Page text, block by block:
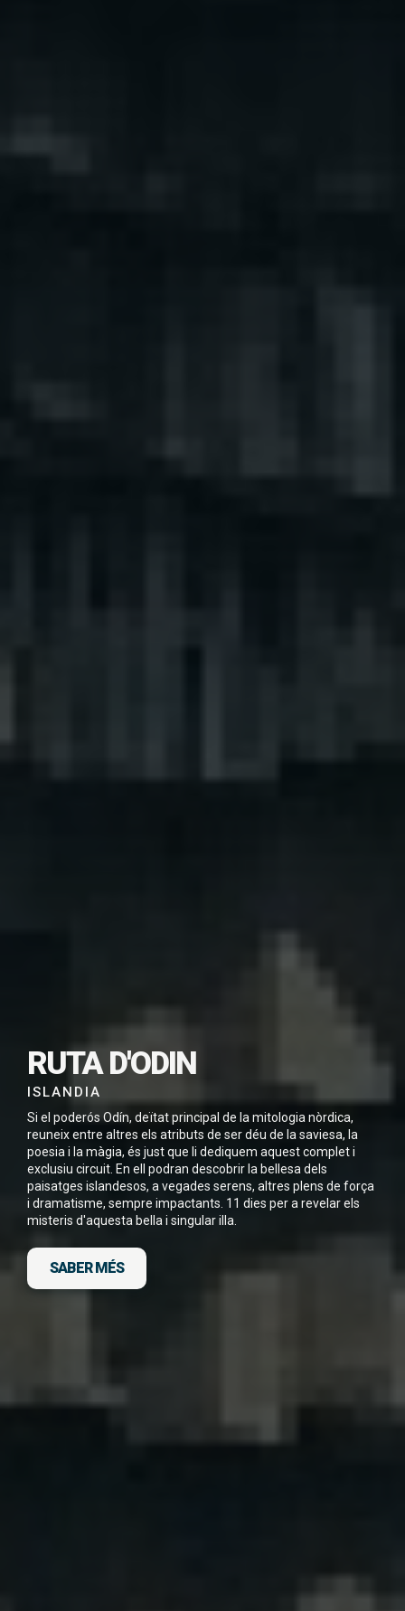
RUTA D'ODIN
ISLANDIA
Si el poderós Odín, deïtat principal de la mitologia nòrdica,
reuneix entre altres els atributs de ser déu de la saviesa, la
poesia i la màgia, és just que li dediquem aquest complet i
exclusiu circuit. En ell podran descobrir la bellesa dels
paisatges islandesos, a vegades serens, altres plens de força
i dramatisme, sempre impactants. 11 dies per a revelar els
misteris d'aquesta bella i singular illa.
SABER MÉS
DESCARREGAR
AQUEST VIATGE EN
PDF
He llegit i accepto la Política de Privacitat*